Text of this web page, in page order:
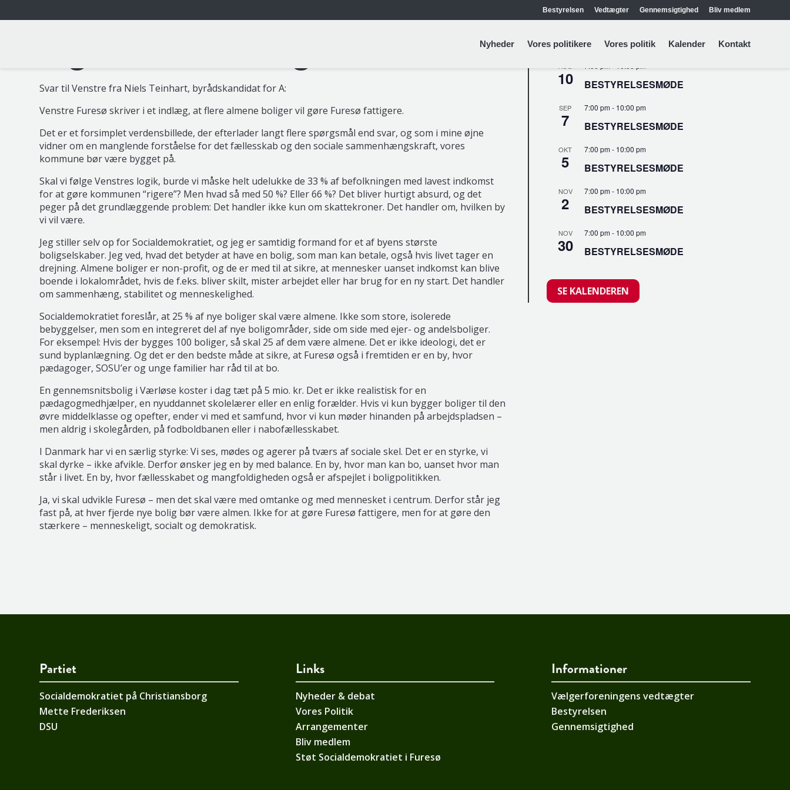
Bestyrelsen Vedtægter Gennemsigtighed Bliv medlem
Nyheder Vores politikere Vores politik Kalender Kontakt
Svar til Venstre fra Niels Teinhart, byrådskandidat for A:
Venstre Furesø skriver i et indlæg, at flere almene boliger vil gøre Furesø fattigere.
Det er et forsimplet verdensbillede, der efterlader langt flere spørgsmål end svar, og som i mine øjne
vidner om en manglende forståelse for det fællesskab og den sociale sammenhængskraft, vores
kommune bør være bygget på.
Skal vi følge Venstres logik, burde vi måske helt udelukke de 33 % af befolkningen med lavest indkomst
for at gøre kommunen “rigere”? Men hvad så med 50 %? Eller 66 %? Det bliver hurtigt absurd, og det
peger på det grundlæggende problem: Det handler ikke kun om skattekroner. Det handler om, hvilken by
vi vil være.
Jeg stiller selv op for Socialdemokratiet, og jeg er samtidig formand for et af byens største
boligselskaber. Jeg ved, hvad det betyder at have en bolig, som man kan betale, også hvis livet tager en
drejning. Almene boliger er non-profit, og de er med til at sikre, at mennesker uanset indkomst kan blive
boende i lokalområdet, hvis de f.eks. bliver skilt, mister arbejdet eller har brug for en ny start. Det handler
om sammenhæng, stabilitet og menneskelighed.
Socialdemokratiet foreslår, at 25 % af nye boliger skal være almene. Ikke som store, isolerede
bebyggelser, men som en integreret del af nye boligområder, side om side med ejer- og andelsboliger.
For eksempel: Hvis der bygges 100 boliger, så skal 25 af dem være almene. Det er ikke ideologi, det er
sund byplanlægning. Og det er den bedste måde at sikre, at Furesø også i fremtiden er en by, hvor
pædagoger, SOSU’er og unge familier har råd til at bo.
En gennemsnitsbolig i Værløse koster i dag tæt på 5 mio. kr. Det er ikke realistisk for en
pædagogmedhjælper, en nyuddannet skolelærer eller en enlig forælder. Hvis vi kun bygger boliger til den
øvre middelklasse og opefter, ender vi med et samfund, hvor vi kun møder hinanden på arbejdspladsen –
men aldrig i skolegården, på fodboldbanen eller i nabofællesskabet.
I Danmark har vi en særlig styrke: Vi ses, mødes og agerer på tværs af sociale skel. Det er en styrke, vi
skal dyrke – ikke afvikle. Derfor ønsker jeg en by med balance. En by, hvor man kan bo, uanset hvor man
står i livet. En by, hvor fællesskabet og mangfoldigheden også er afspejlet i boligpolitikken.
Ja, vi skal udvikle Furesø – men det skal være med omtanke og med mennesket i centrum. Derfor står jeg
fast på, at hver fjerde nye bolig bør være almen. Ikke for at gøre Furesø fattigere, men for at gøre den
stærkere – menneskeligt, socialt og demokratisk.
KOMMENDE ARRANGEMENTER
10 BESTYRELSESMØDE
SEP
7
7:00 pm- 10:00 pm
BESTYRELSESMØDE
OKT
5
7:00 pm- 10:00 pm
BESTYRELSESMØDE
NOV
2
7:00 pm- 10:00 pm
BESTYRELSESMØDE
NOV
30
7:00 pm- 10:00 pm
BESTYRELSESMØDE
SE KALENDEREN
Partiet
Socialdemokratiet på Christiansborg
Mette Frederiksen
DSU
Links
Nyheder & debat
Vores Politik
Arrangementer
Bliv medlem
Støt Socialdemokratiet i Furesø
Informationer
Vælgerforeningens vedtægter
Bestyrelsen
Gennemsigtighed